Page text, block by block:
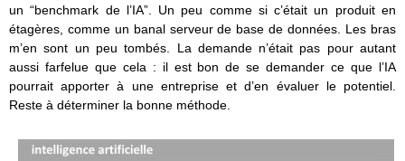
un “benchmark de l’IA”. Un peu comme si c’était un produit en
étagères, comme un banal serveur de base de données. Les bras
m’en sont un peu tombés. La demande n’était pas pour autant
aussi farfelue que cela : il est bon de se demander ce que l’IA
pourrait apporter à une entreprise et d’en évaluer le potentiel.
Reste à déterminer la bonne méthode.